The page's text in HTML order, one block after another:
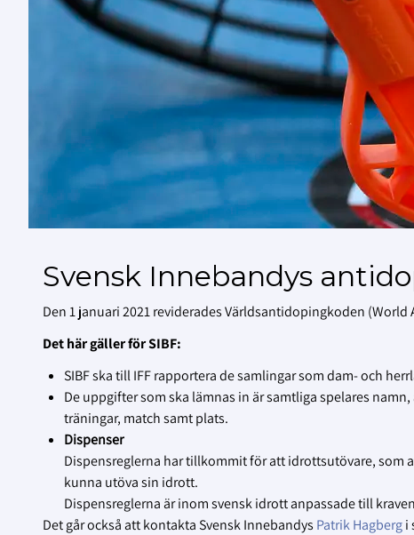
Svensk Innebandys
Den 1 januari 2021 reviderades Världsantidopingkoden (World
Det här gäller för SIBF:
SIBF ska till IFF rapportera de samlingar som dam- och
De uppgifter som ska lämnas in är samtliga spelares
träningar, match samt plats.
Dispenser
Dispensreglerna har tillkommit för att idrottsutövare, som
kunna utöva sin idrott.
Dispensreglerna är inom svensk idrott anpassade till
Det går också att kontakta Svensk Innebandys Patrik Hagbergi